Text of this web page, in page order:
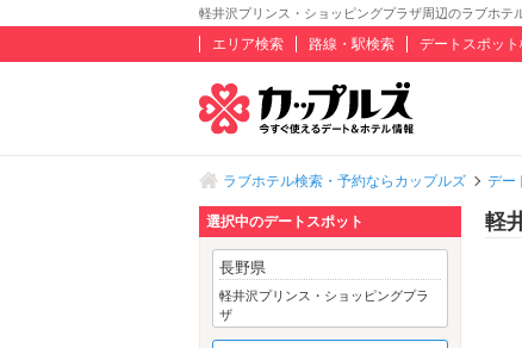
軽井沢プリンス・ショッピングプラザ周辺のラブホテ
エリア検索 路線・駅検索 デートスポッ
ラブホテル検索・予約ならカップルズ デー
軽
選択中のデートスポット
長野県
軽井沢プリンス・ショッピングプラ
ザ